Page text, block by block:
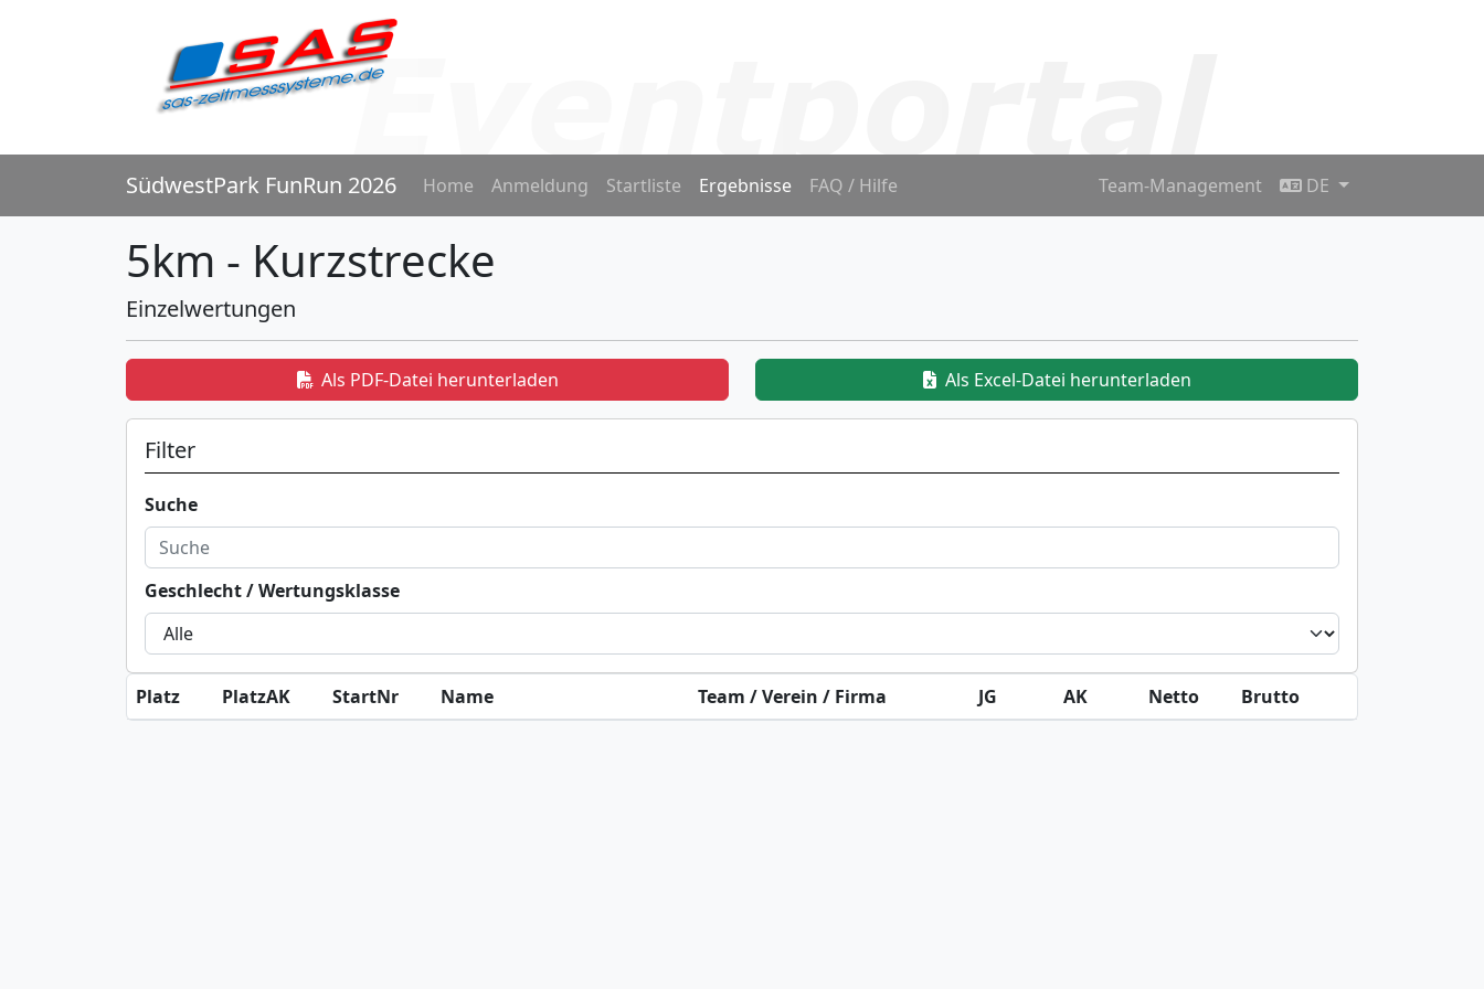
SüdwestPark FunRun 2026 Home Anmeldung Startliste Ergebnisse FAQ / Hilfe Team-Management DE
5km - Kurzstrecke
Einzelwertungen
Als PDF-Datei herunterladen Als Excel-Datei herunterladen
Filter
Suche
Geschlecht / Wertungsklasse
Platz PlatzAK StartNr Name Team / Verein / Firma JG AK Netto Brutto